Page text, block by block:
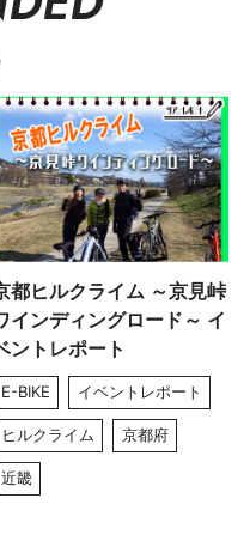
都ヒルクライム ～京見峠
インディングロード～ イ
ントレポート
E-BIKE イベントレポート
ヒルクライム 京都府
近畿